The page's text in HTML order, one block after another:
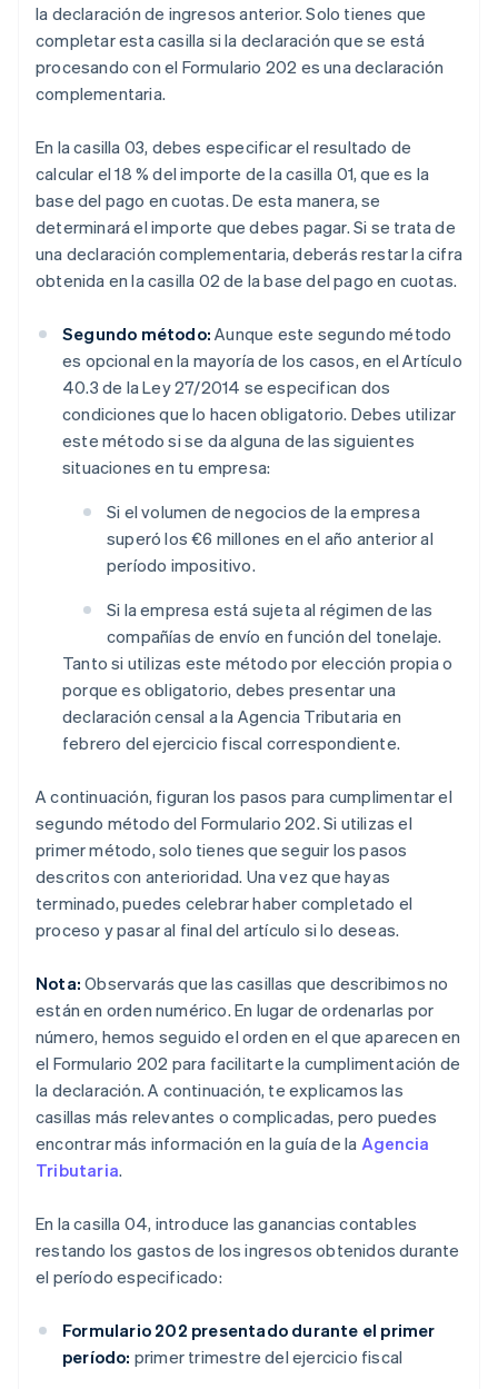
la declaración de ingresos anterior. Solo tienes que
completar esta casilla si la declaración que se está
procesando con el Formulario 202 es una declaración
complementaria.
En la casilla 03, debes especificar el resultado de
calcular el 18 % del importe de la casilla 01, que es la
base del pago en cuotas. De esta manera, se
determinará el importe que debes pagar. Si se trata de
una declaración complementaria, deberás restar la cifra
obtenida en la casilla 02 de la base del pago en cuotas.
Segundo método: Aunque este segundo método
es opcional en la mayoría de los casos, en el Artículo
40.3 de la Ley 27/2014 se especifican dos
condiciones que lo hacen obligatorio. Debes utilizar
este método si se da alguna de las siguientes
situaciones en tu empresa:
Si el volumen de negocios de la empresa
superó los €6 millones en el año anterior al
período impositivo.
Si la empresa está sujeta al régimen de las
compañías de envío en función del tonelaje.
Tanto si utilizas este método por elección propia o
porque es obligatorio, debes presentar una
declaración censal a la Agencia Tributaria en
febrero del ejercicio fiscal correspondiente.
A continuación, figuran los pasos para cumplimentar el
segundo método del Formulario 202. Si utilizas el
primer método, solo tienes que seguir los pasos
descritos con anterioridad. Una vez que hayas
terminado, puedes celebrar haber completado el
proceso y pasar al final del artículo si lo deseas.
Nota: Observarás que las casillas que describimos no
están en orden numérico. En lugar de ordenarlas por
número, hemos seguido el orden en el que aparecen en
el Formulario 202 para facilitarte la cumplimentación de
la declaración. A continuación, te explicamos las
casillas más relevantes o complicadas, pero puedes
encontrar más información en la guía de la Agencia
Tributaria.
En la casilla 04, introduce las ganancias contables
restando los gastos de los ingresos obtenidos durante
el período especificado:
Formulario 202 presentado durante el primer
período: primer trimestre del ejercicio fiscal